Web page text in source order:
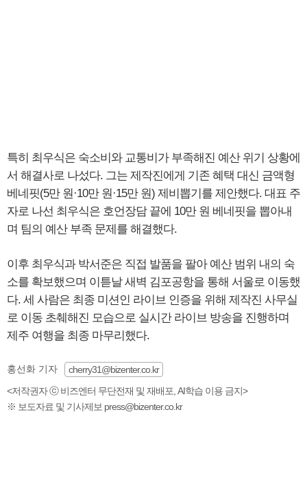
특히 최우식은 숙소비와 교통비가 부족해진 예산 위기 상황에
서 해결사로 나섰다. 그는 제작진에게 기존 혜택 대신 금액형
베네핏(5만 원·10만 원·15만 원) 제비뽑기를 제안했다. 대표 주
자로 나선 최우식은 호언장담 끝에 10만 원 베네핏을 뽑아내
며 팀의 예산 부족 문제를 해결했다.
이후 최우식과 박서준은 직접 발품을 팔아 예산 범위 내의 숙
소를 확보했으며 이튿날 새벽 김포공항을 통해 서울로 이동했
다. 세 사람은 최종 미션인 라이브 인증을 위해 제작진 사무실
로 이동 초췌해진 모습으로 실시간 라이브 방송을 진행하며
제주 여행을 최종 마무리했다.
홍선화 기자
cherry31@bizenter.co.kr
<저작권자 ⓒ 비즈엔터 무단전재 및 재배포, AI학습 이용 금지>
※ 보도자료 및 기사제보 press@bizenter.co.kr